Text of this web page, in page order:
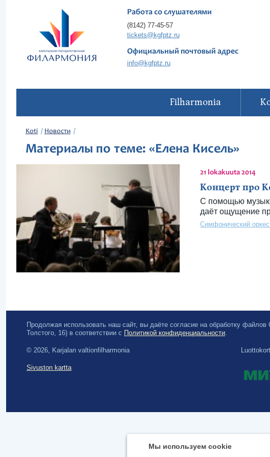
Работа со слушателями
(8142) 77-45-57
tickets@kgfptz.ru
Официальный почтовый адрес
info@kgfptz.ru
Filharmonia
Koti Новости
Материалы по теме: «Елена Кисель»
21 lokakuuta 2014
Концерт про
С помощью
даёт ощущение
Симфонический
Продолжая использовать наш сайт, вы даёте согласие на обработку
Толстого, 16) в соответствии с Политикой конфиденциальности
© 2026, Karjalan valtionfilharmonia
Sivuston kartta
Мы используем cookie